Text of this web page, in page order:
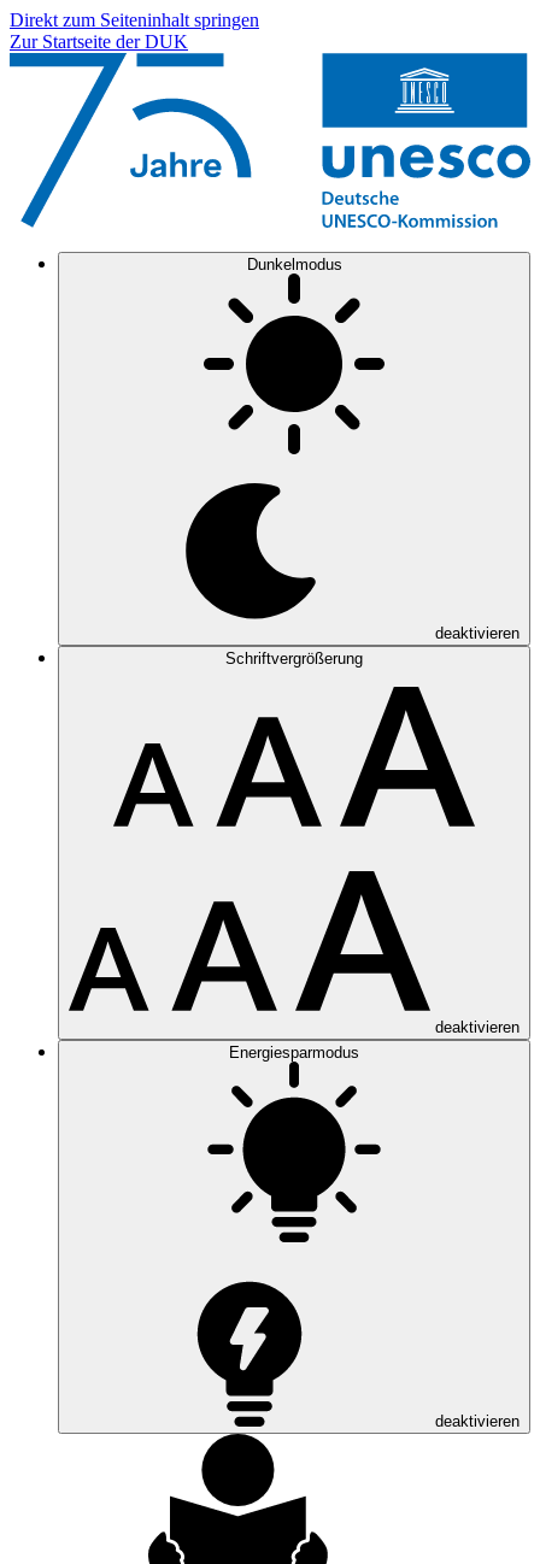
Direkt zum Seiteninhalt springen
Zur Startseite der DUK
Dunkelmodus
deaktivieren
Schriftvergrößerung
deaktivieren
Energiesparmodus
deaktivieren